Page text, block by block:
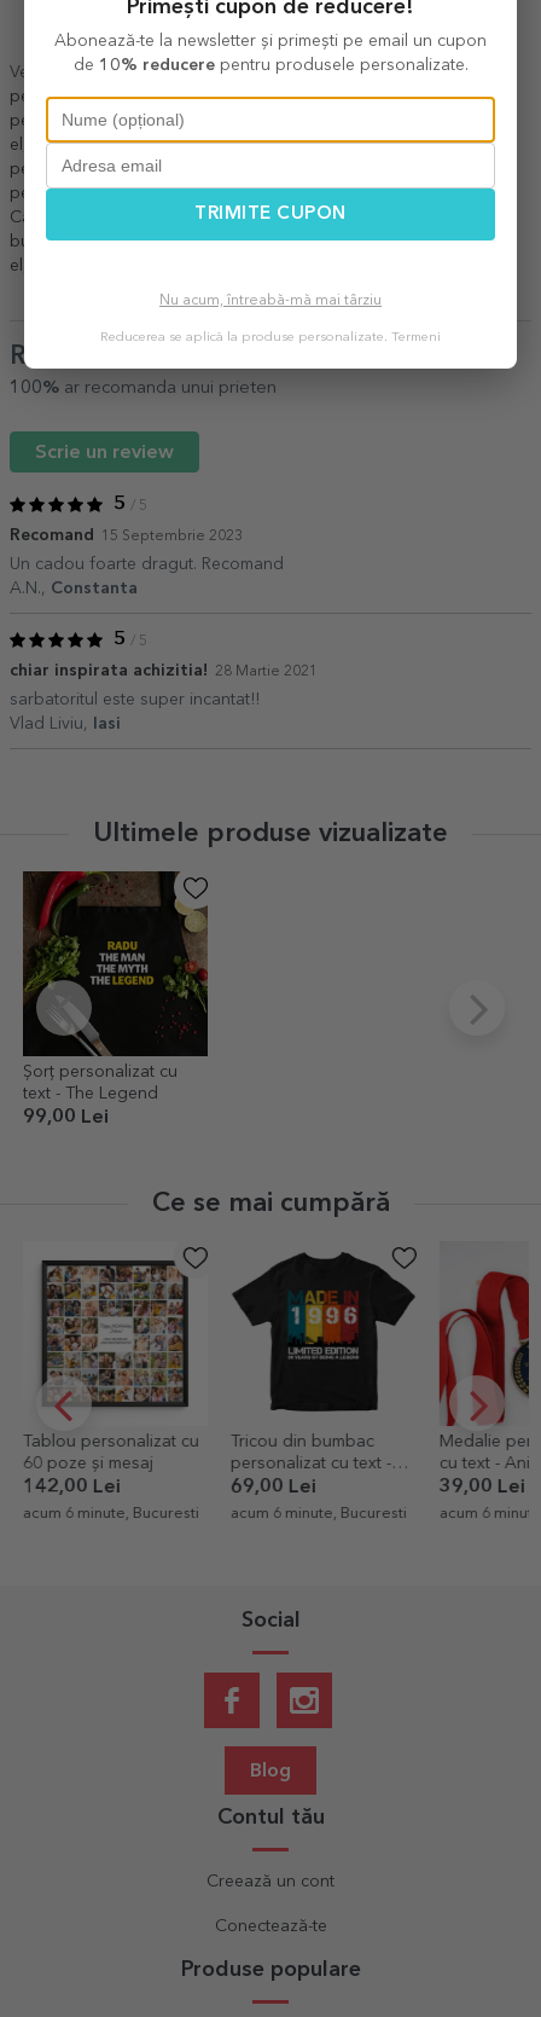
Vezi și alte Cadouri de mulțumire , Cadouri pentru coleg,Cadouri
pentru fin,Cadouri pentru frate,Cadouri pentru naș,Cadouri
pentru prieten,Cadouri pentru soț
el
Șorțuri personalizate pentru iubit,Cadouri de purtat,Cadouri
pentru pasionații de bucătărie
personalizate prin broderie,Recomandările noastre,Bucataria,
Cadouri personalizate pentru adulți,Toate accesoriile de
bucătărie,Șorțuri personalizate pentru el,Toate cadourile pentru
el
Review-uri
100% ar recomanda unui prieten
Scrie un review
5 / 5
Recomand 15 Septembrie 2023
Un cadou foarte dragut. Recomand
A.N., Constanta
5 / 5
chiar inspirata achizitia! 28 Martie 2021
sarbatoritul este super incantat!!
Vlad Liviu,
Iasi
Ultimele produse vizualizate
Șorț personalizat cu
text - The Legend
99,00 Lei
Ce se mai cumpără
Tablou personalizat cu
60 poze și mesaj
142,00 Lei
acum 6 minute, Bucuresti
Tricou din bumbac
personalizat cu text -
Made in
69,00 Lei
acum 6 minute, Bucuresti
Medalie
cu text -
39,00 Lei
acum 6
Social
Blog
Contul tău
Creează un cont
Conectează-te
Produse populare
Primești cupon de reducere!
Abonează-te la newsletter și primești pe email un cupon
de 10% reducerepentru produsele personalizate.
TRIMITE CUPON
Nu acum, întreabă-mă mai târziu
Reducerea se aplică la produse personalizate. Termeni